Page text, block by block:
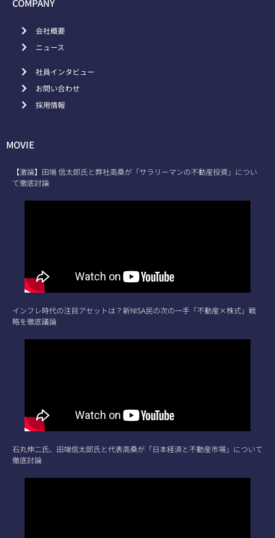
COMPANY
会社概要
ニュース
社員インタビュー
お問い合わせ
採用情報
MOVIE
【激論】田端 信太郎氏と弊社高桑が「サラリーマンの不動産投資」につい
て徹底討論
インフレ時代の注目アセットは？新NISA民の次の一手「不動産×株式」戦
略を徹底議論
石丸伸二氏、田端信太郎氏と代表高桑が「日本経済と不動産市場」について
徹底討論